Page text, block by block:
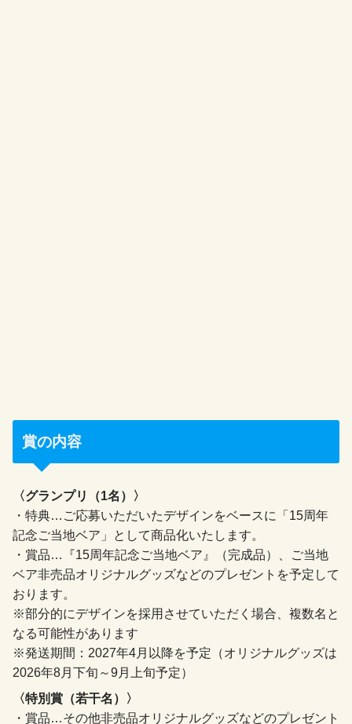
賞の内容
〈グランプリ（1名）〉
・特典…ご応募いただいたデザインをベースに「15周年
記念ご当地ベア」として商品化いたします。
・賞品…『15周年記念ご当地ベア』（完成品）、ご当地
ベア非売品オリジナルグッズなどのプレゼントを予定して
おります。
※部分的にデザインを採用させていただく場合、複数名と
なる可能性があります
※発送期間：2027年4月以降を予定（オリジナルグッズは
2026年8月下旬～9月上旬予定）
〈特別賞（若干名）〉
・賞品…その他非売品オリジナルグッズなどのプレゼント